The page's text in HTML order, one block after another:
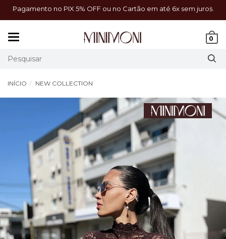
Pagamento no PIX 5% OFF ou no Cartão em até 6x sem juros.
0
INÍCIO NEW COLLECTION